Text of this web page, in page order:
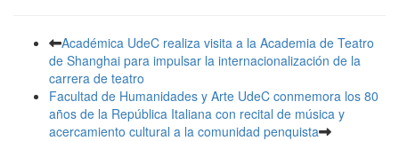
Académica UdeC realiza visita a la Academia de Teatro
de Shanghai para impulsar la internacionalización de la
carrera de teatro
Facultad de Humanidades y Arte UdeC conmemora los 80
años de la República Italiana con recital de música y
acercamiento cultural a la comunidad penquista